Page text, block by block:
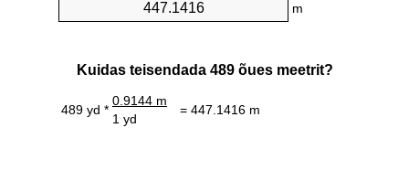
m
Kuidas teisendada 489 õues meetrit?
489 yd *
0.9144 m
= 447.1416 m
1 yd